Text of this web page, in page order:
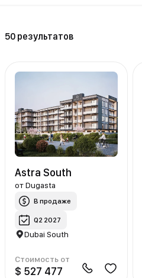
50 результатов
Astra South
отDugasta
В продаже
Q2 2027
Dubai South
Стоимость от
$ 527 477